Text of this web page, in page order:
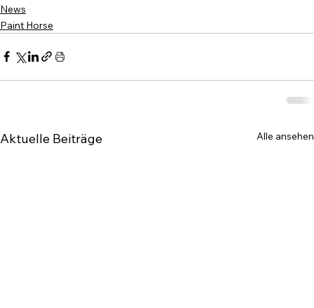
News
Paint Horse
Aktuelle Beiträge Alle ansehen